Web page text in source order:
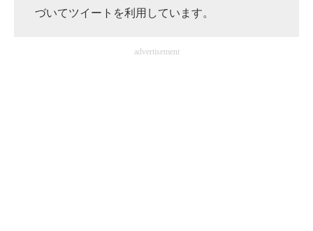
企業ITのトレンドを詳説
づいてツイートを利用しています。
advertisement